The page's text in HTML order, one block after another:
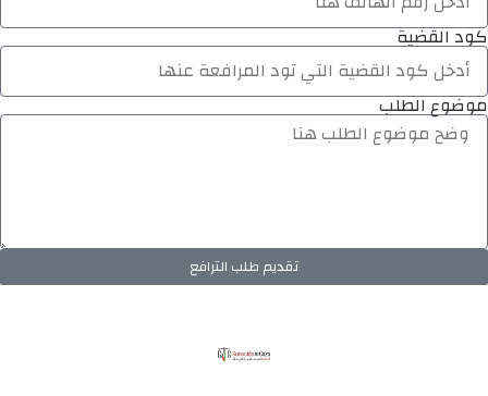
كود القضية
موضوع الطلب
تقديم طلب الترافع